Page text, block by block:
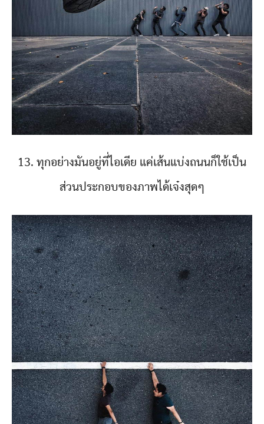
13. ทุกอย่างมันอยู่ที่ไอเดีย แค่เส้นแบ่งถนนก็ใช้เป็น
ส่วนประกอบของภาพได้เจ๋งสุดๆ